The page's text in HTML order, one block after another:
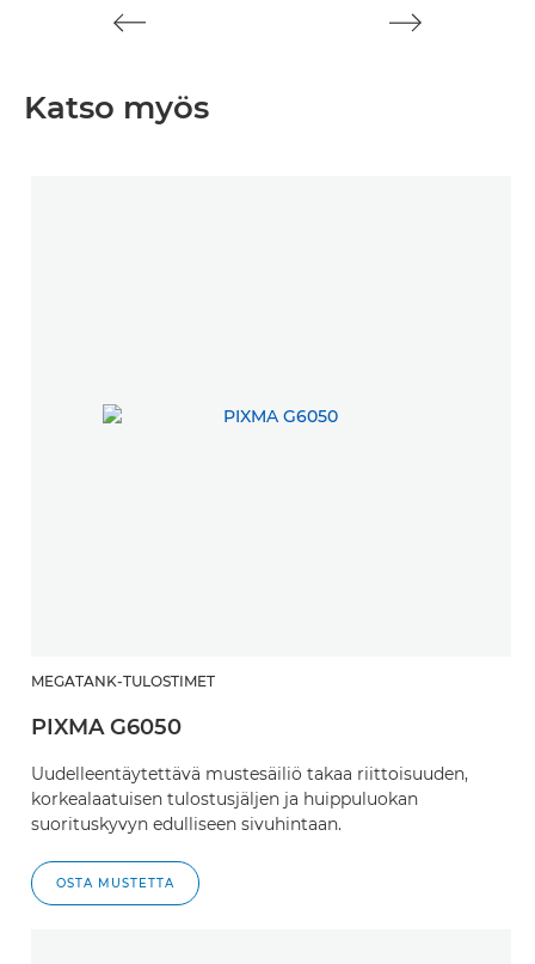
Katso myös
MEGATANK-TULOSTIMET
PIXMA G6050
Uudelleentäytettävä mustesäiliö takaa riittoisuuden,
korkealaatuisen tulostusjäljen ja huippuluokan
suorituskyvyn edulliseen sivuhintaan.
OSTA MUSTETTA